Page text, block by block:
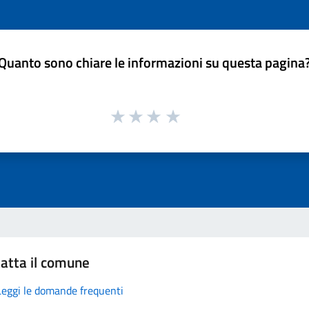
sono chiare le informazioni su questa
il comune
le domande frequenti